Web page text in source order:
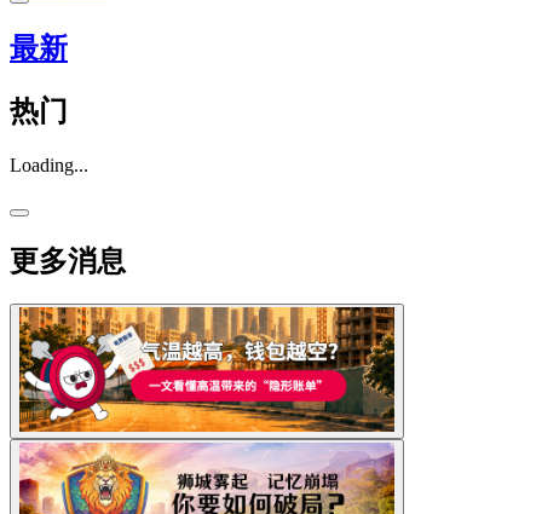
最新
热门
Loading...
更多消息